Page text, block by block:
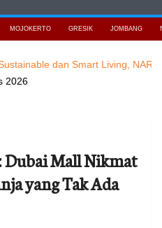
MOJOKERTO GRESIK JOMBANG
dan Smart Living, NARALOKA
2026
Dubai Mall Nikmat
yang Tak Ada